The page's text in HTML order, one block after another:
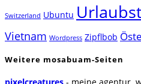
Switzerland Ubuntu
Vietnam Wordpress Zipflbob
Weitere mosabuam-Seiten
pixelcreatures - meine agentur.